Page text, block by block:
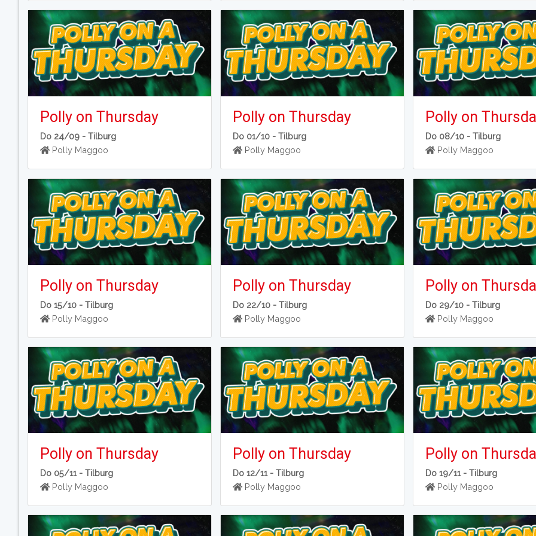
Polly on Thursday
Do 24/09 -Tilburg
Polly Maggoo
Polly on Thursday
Do 01/10 -Tilburg
Polly Maggoo
Polly on
Do 08/10 -Tilburg
Polly Maggoo
Polly on Thursday
Do 15/10 -Tilburg
Polly Maggoo
Polly on Thursday
Do 22/10 -Tilburg
Polly Maggoo
Polly on
Do 29/10 -Tilburg
Polly Maggoo
Polly on Thursday
Do 05/11 -Tilburg
Polly Maggoo
Polly on Thursday
Do 12/11 -Tilburg
Polly Maggoo
Polly on
Do 19/11 -Tilburg
Polly Maggoo